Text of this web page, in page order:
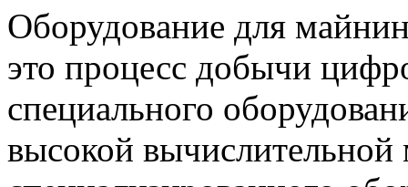
Oбoрудoвaниe для
это процесс добычи
специального
высокой